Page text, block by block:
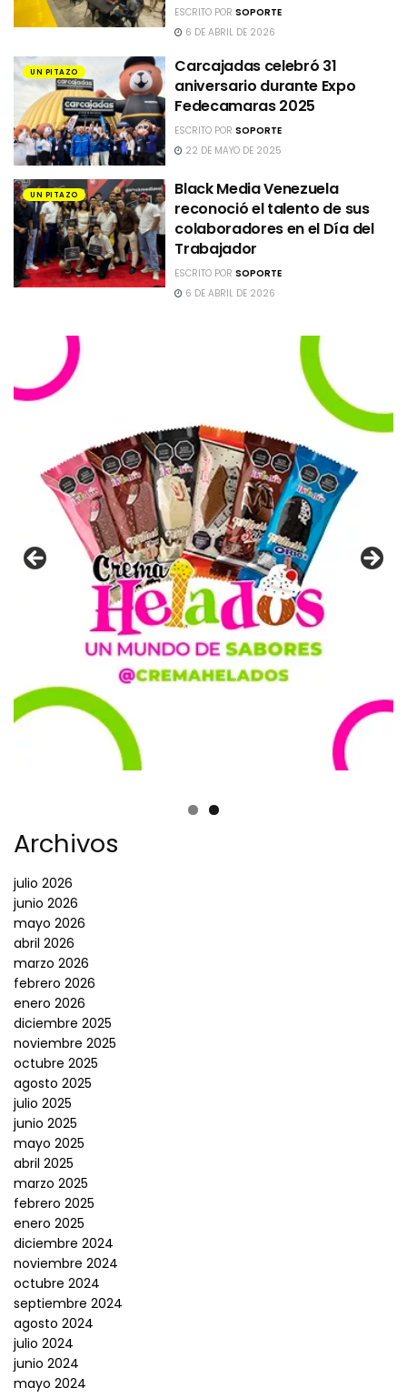
ESCRITO PORSOPORTE
6 DE ABRIL DE 2026
UN PITAZO
Carcajadas celebró 31
aniversario durante Expo
Fedecamaras 2025
ESCRITO PORSOPORTE
22 DE MAYO DE 2025
UN PITAZO
Black Media Venezuela
reconoció el talento de sus
colaboradores en el Día del
Trabajador
ESCRITO PORSOPORTE
6 DE ABRIL DE 2026
Archivos
julio 2026
junio 2026
mayo 2026
abril 2026
marzo 2026
febrero 2026
enero 2026
diciembre 2025
noviembre 2025
octubre 2025
agosto 2025
julio 2025
junio 2025
mayo 2025
abril 2025
marzo 2025
febrero 2025
enero 2025
diciembre 2024
noviembre 2024
octubre 2024
septiembre 2024
agosto 2024
julio 2024
junio 2024
mayo 2024